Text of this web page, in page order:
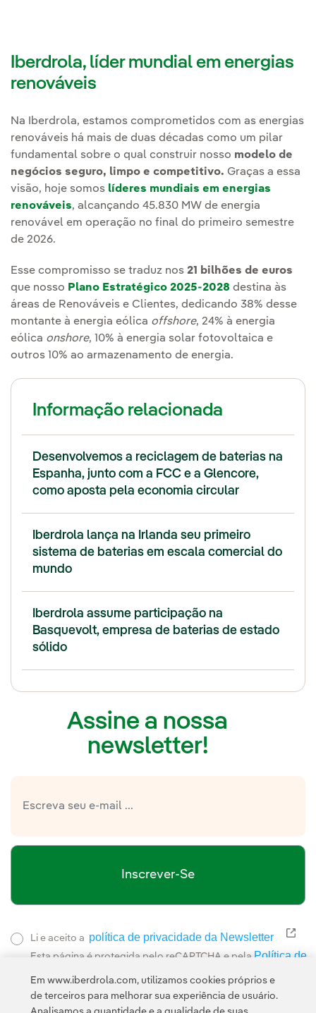
Iberdrola, líder mundial em energias
renováveis
Na Iberdrola, estamos comprometidos com as energias
renováveis há mais de duas décadas como um pilar
fundamental sobre o qual construir nosso modelo de
negócios seguro, limpo e competitivo. Graças a essa
visão, hoje somos líderes mundiais em energias
renováveis, alcançando 45.830 MW de energia
renovável em operação no final do primeiro semestre
de 2026.
Esse compromisso se traduz nos 21 bilhões de euros
que nosso Plano Estratégico 2025-2028 destina às
áreas de Renováveis e Clientes, dedicando 38% desse
montante à energia eólica offshore, 24% à energia
eólica onshore, 10% à energia solar fotovoltaica e
outros 10% ao armazenamento de energia.
Informação relacionada
Desenvolvemos a reciclagem de baterias na
Espanha, junto com a FCC e a Glencore,
como aposta pela economia circular
Iberdrola lança na Irlanda seu primeiro
sistema de baterias em escala comercial do
mundo
Iberdrola assume participação na
Basquevolt, empresa de baterias de estado
sólido
Assine a nossa
newsletter!
Inscrever-Se
Li e aceito a política de privacidade da Newsletter Link
Esta página é protegida pelo reCAPTCHA e pela Política de
e pela
Em www.iberdrola.com, utilizamos cookies próprios e
de terceiros para melhorar sua experiência de usuário.